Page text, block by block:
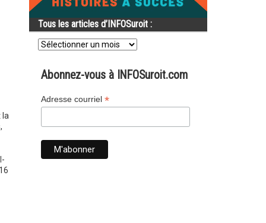
la
Tous les articles d’INFOSuroit :
Tous
les
d’INFOSuroit
Abonnez-vous à INFOSuroit.com
Adresse courriel *